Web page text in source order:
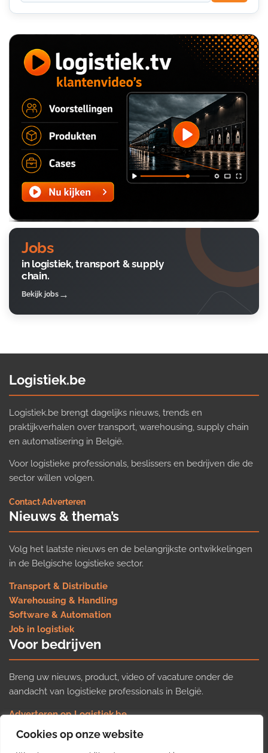
Cookies op onze website
Jobs
in logistiek, transport & supply
chain.
Bekijk jobs
Logistiek.be
Logistiek.be brengt dagelijks nieuws, trends en
praktijkverhalen over transport, warehousing, supply chain
en automatisering in België.
Voor logistieke professionals, beslissers en bedrijven die de
sector willen volgen.
Contact·Adverteren
Nieuws & thema’s
Volg het laatste nieuws en de belangrijkste ontwikkelingen
in de Belgische logistieke sector.
Transport & Distributie
Warehousing & Handling
Software & Automation
Job in logistiek
Voor bedrijven
Breng uw nieuws, product, video of vacature onder de
aandacht van logistieke professionals in België.
Adverteren op Logistiek.be
Nieuws insturen
Uw video op Logistiek.TV